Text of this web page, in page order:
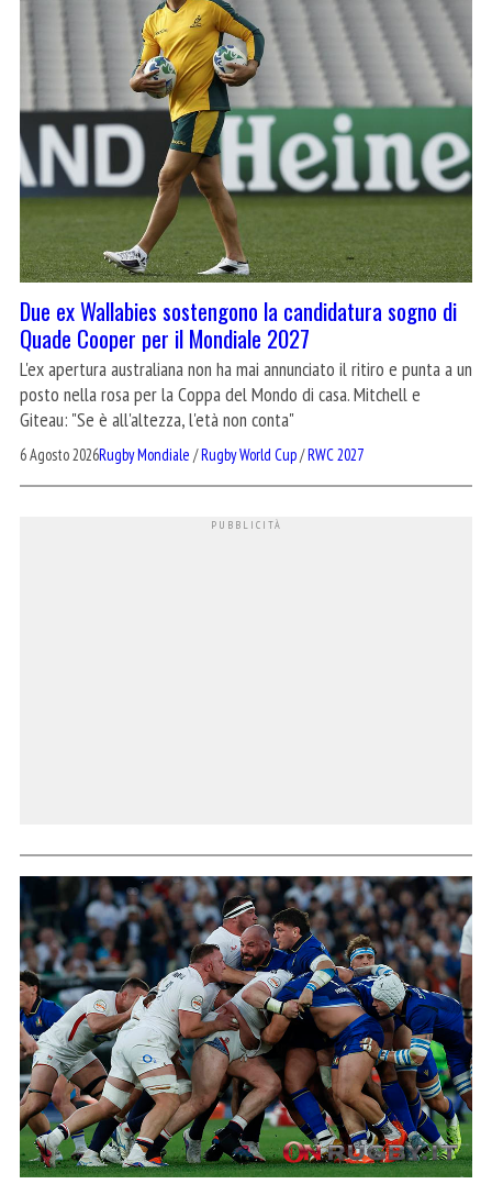
Due ex Wallabies sostengono la candidatura sogno di
Quade Cooper per il Mondiale 2027
L'ex apertura australiana non ha mai annunciato il ritiro e punta a un
posto nella rosa per la Coppa del Mondo di casa. Mitchell e
Giteau: "Se è all'altezza, l'età non conta"
6 Agosto 2026Rugby Mondiale /Rugby World Cup/RWC 2027